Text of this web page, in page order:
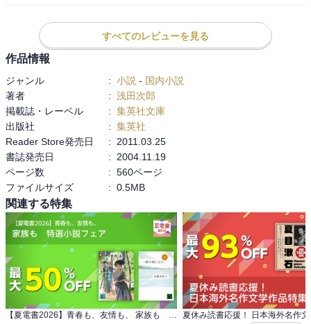
すべてのレビューを見る
作品情報
ジャンル : 小説 - 国内小説
著者
: 浅田次郎
掲載誌・レーベル
: 集英社文庫
出版社
: 集英社
Reader Store発売日
:
2011.03.25
書誌発売日
:
2004.11.19
ページ数
: 560ページ
ファイルサイズ
: 0.5MB
関連する特集
【夏電書2026】青春も、友情も、 家族も 特選小説フェア 夏休み読書応援！ 日本海外名作